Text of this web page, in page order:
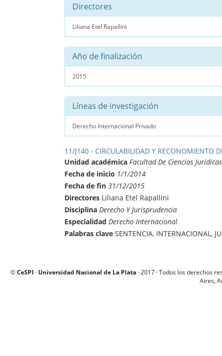
Directores
Liliana Etel Rapallini
Año de finalización
2015
Líneas de investigación
Derecho Internacional Privado
11/J140 - CIRCULABILIDAD Y RECONOMIENTO
Unidad académica Facultad De Ciencias
Fecha de inicio 1/1/2014
Fecha de fin 31/12/2015
Directores Liliana Etel Rapallini
Disciplina Derecho Y Jurisprudencia
Especialidad Derecho Internacional
Palabras clave SENTENCIA, INTERNACIONAL,
©CeSPI · Universidad Nacional de La Plata · 2017 · Todos los derechos
Aires,